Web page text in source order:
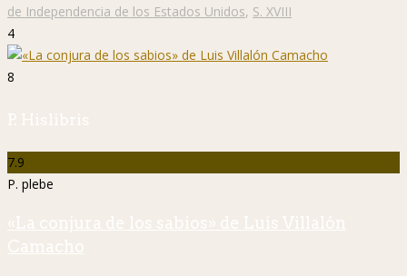
de Independencia de los Estados Unidos, S. XVIII
4
8
P. Hislibris
7.9
P. plebe
«La conjura de los sabios» de Luis Villalón
Camacho